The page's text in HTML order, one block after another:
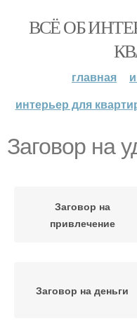
ВСЁ ОБ
главная
интерьер для
Заговор на
Заговор на
привлечение
Заговор на деньги